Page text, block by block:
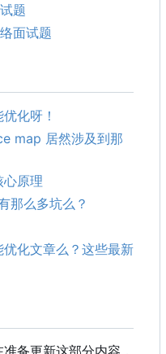
题
面试题
化呀！
map 居然涉及到那
心原理
那么多坑么？
化文章么？这些最新